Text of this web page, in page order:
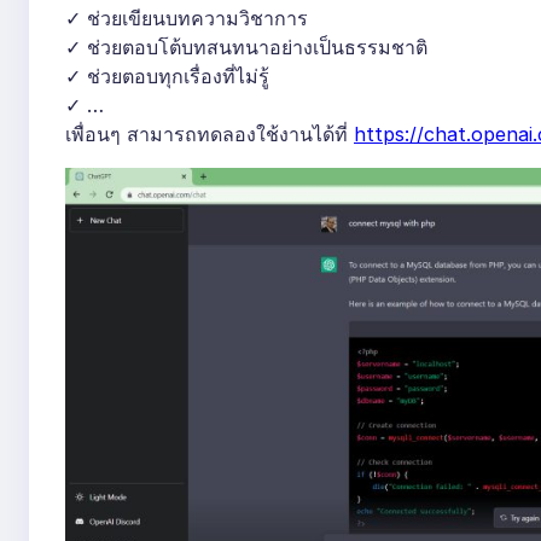
✓ ช่วยเขียนบทความวิชาการ
✓ ช่วยตอบโต้บทสนทนาอย่างเป็นธรรมชาติ
✓ ช่วยตอบทุกเรื่องที่ไม่รู้
✓ …
เพื่อนๆ สามารถทดลองใช้งานได้ที่ https://